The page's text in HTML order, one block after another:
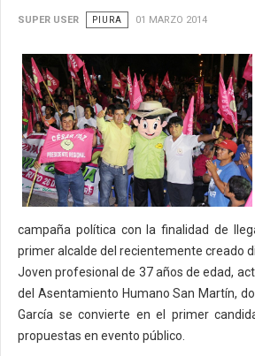
SUPER USER PIURA 01 MARZO 2014
campaña política con la finalidad de
primer alcalde del recientemente creado
Joven profesional de 37 años de edad,
del Asentamiento Humano San Martín,
García se convierte en el primer
propuestas en evento público.